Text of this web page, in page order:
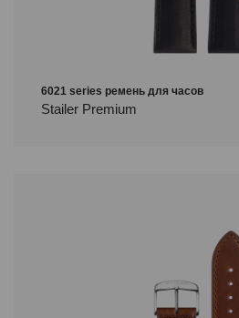
6021 series ремень для часов
Stailer Premium